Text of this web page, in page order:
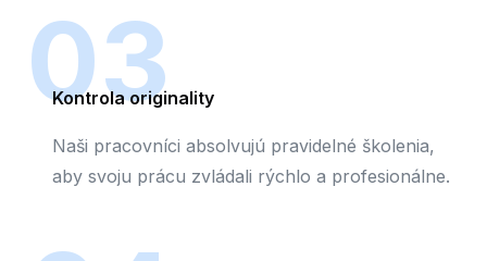
03
Kontrola originality
Naši pracovníci absolvujú pravidelné školenia,
aby svoju prácu zvládali rýchlo a profesionálne.